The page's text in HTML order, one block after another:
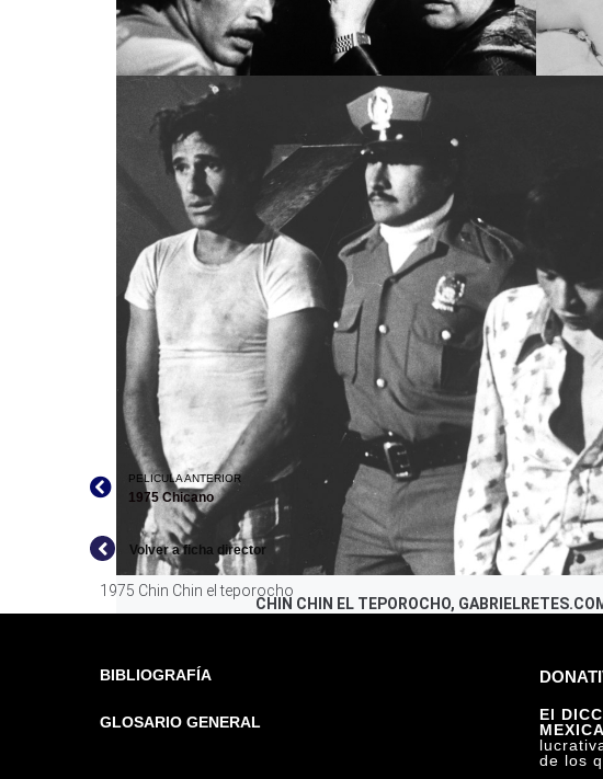
CHIN CHIN EL TEPOROCHO, GABRIELRETES.COM
CHIN CHIN EL TEPOROCHO,
PELICULA ANTERIOR
1975 Chicano
Volver a ficha director
1975 Chin Chin el teporocho
BIBLIOGRAFÍA
GLOSARIO GENERAL
El
de los